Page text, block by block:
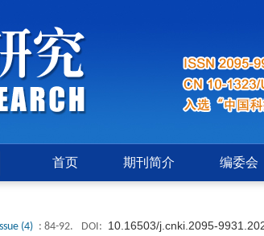
首页 期刊简介 编委会
(4) : 84-92. DOI: 10.16503/j.cnki.2095-